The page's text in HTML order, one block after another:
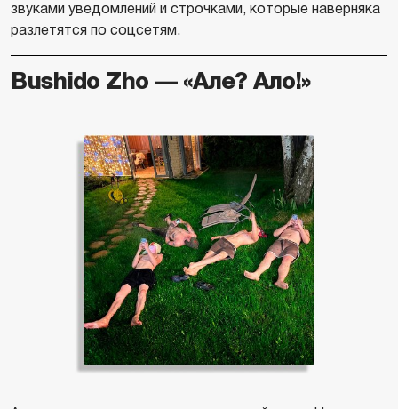
звуками уведомлений и строчками, которые наверняка
разлетятся по соцсетям.
Bushido Zho — «Але? Ало!»